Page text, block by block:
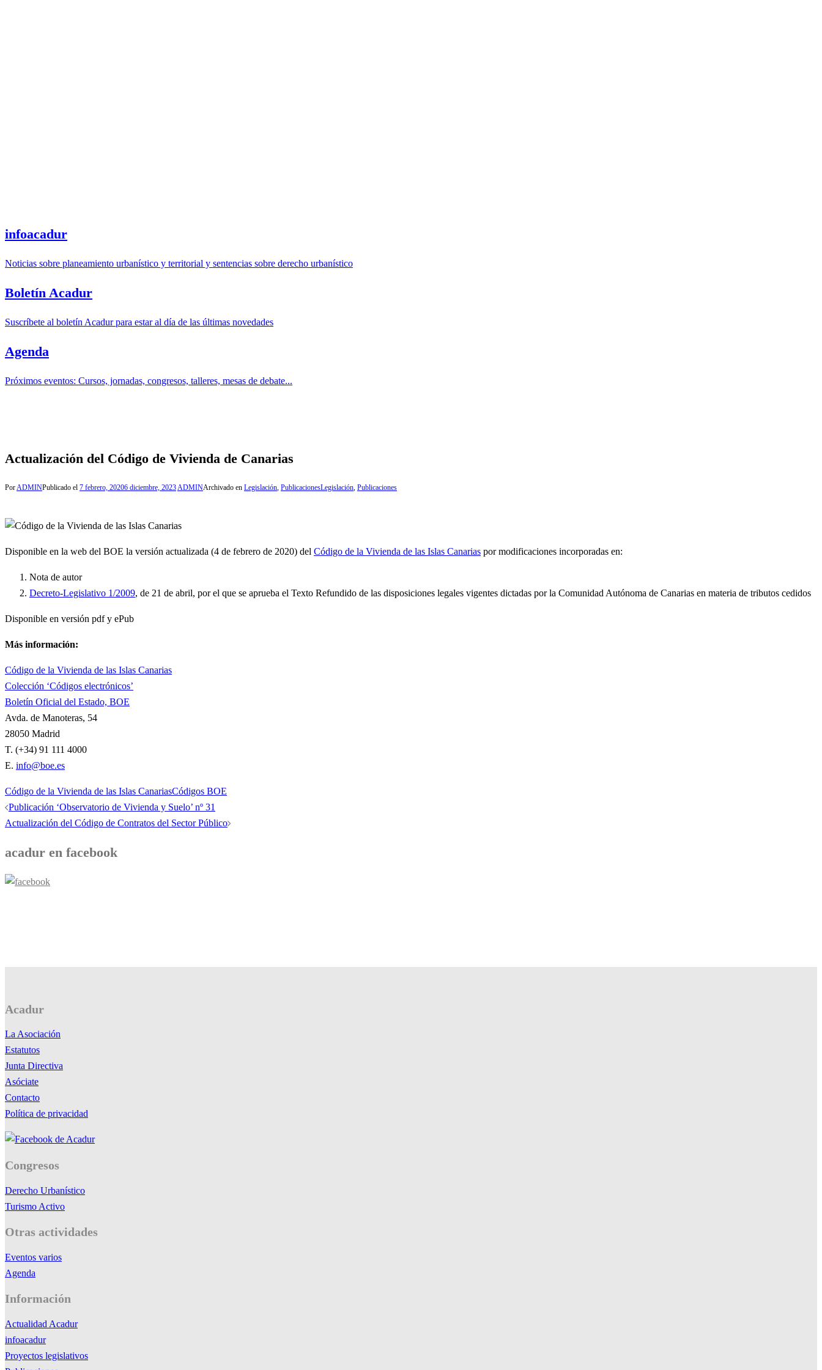
infoacadur
Noticias sobre planeamiento urbanístico y territorial y sentencias sobre derecho urbanístico
Boletín Acadur
Suscríbete al boletín Acadur para estar al día de las últimas novedades
Agenda
Próximos eventos: Cursos, jornadas, congresos, talleres, mesas de debate...
Actualización del Código de Vivienda de Canarias
PorADMINPublicado el 7 febrero, 20206 diciembre, 2023ADMINArchivado en Legislación, PublicacionesLegislación, Publicaciones
Disponible en la web del BOE la versión actualizada (4 de febrero de 2020) del Código de la Vivienda de las Islas Canarias por modificaciones incorporadas en:
Nota de autor
Decreto-Legislativo 1/2009, de 21 de abril, por el que se aprueba el Texto Refundido de las disposiciones legales vigentes dictadas por la Comunidad Autónoma de Canarias en materia de tributos cedidos
Disponible en versión pdf y ePub
Más información:
Código de la Vivienda de las Islas Canarias
Colección ‘Códigos electrónicos’
Boletín Oficial del Estado, BOE
Avda. de Manoteras, 54
28050 Madrid
T. (+34) 91 111 4000
E. info@boe.es
Código de la Vivienda de las Islas CanariasCódigos BOE
Navegación
de
Publicación ‘Observatorio de Vivienda y Suelo’ nº 31
Actualización del Código de Contratos del Sector Público
acadur en facebook
Acadur
La Asociación
Estatutos
Junta Directiva
Asóciate
Contacto
Política de privacidad
Congresos
Derecho Urbanístico
Turismo Activo
Otras actividades
Eventos varios
Agenda
Información
Actualidad Acadur
infoacadur
Proyectos legislativos